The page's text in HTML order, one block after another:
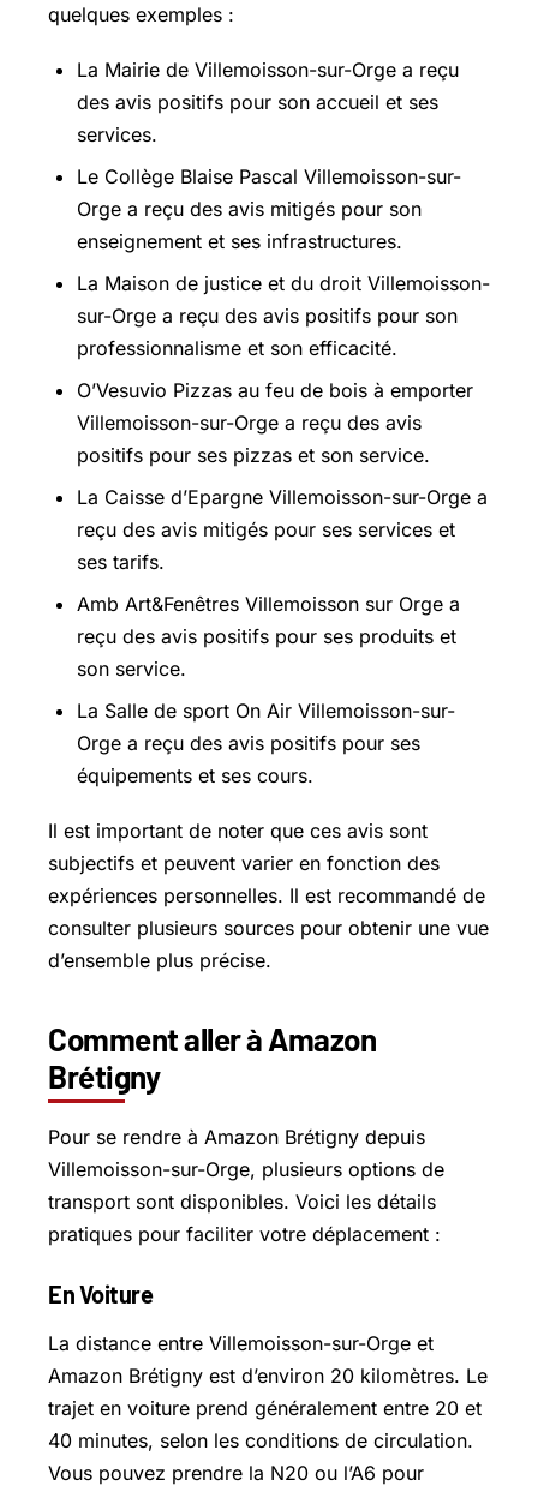
quelques exemples :
La Mairie de Villemoisson-sur-Orge a reçu
des avis positifs pour son accueil et ses
services.
Le Collège Blaise Pascal Villemoisson-sur-
Orge a reçu des avis mitigés pour son
enseignement et ses infrastructures.
La Maison de justice et du droit Villemoisson-
sur-Orge a reçu des avis positifs pour son
professionnalisme et son efficacité.
O’Vesuvio Pizzas au feu de bois à emporter
Villemoisson-sur-Orge a reçu des avis
positifs pour ses pizzas et son service.
La Caisse d’Epargne Villemoisson-sur-Orge a
reçu des avis mitigés pour ses services et
ses tarifs.
Amb Art&Fenêtres Villemoisson sur Orge a
reçu des avis positifs pour ses produits et
son service.
La Salle de sport On Air Villemoisson-sur-
Orge a reçu des avis positifs pour ses
équipements et ses cours.
Il est important de noter que ces avis sont
subjectifs et peuvent varier en fonction des
expériences personnelles. Il est recommandé de
consulter plusieurs sources pour obtenir une vue
d’ensemble plus précise.
Comment aller à Amazon
Brétigny
Pour se rendre à Amazon Brétigny depuis
Villemoisson-sur-Orge, plusieurs options de
transport sont disponibles. Voici les détails
pratiques pour faciliter votre déplacement :
En Voiture
La distance entre Villemoisson-sur-Orge et
Amazon Brétigny est d’environ 20 kilomètres. Le
trajet en voiture prend généralement entre 20 et
40 minutes, selon les conditions de circulation.
Vous pouvez prendre la N20 ou l’A6 pour